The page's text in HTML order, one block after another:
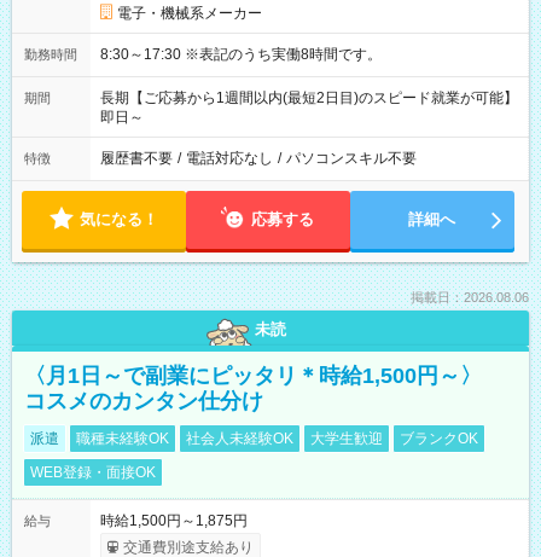
電子・機械系メーカー
勤務時間 8:30～17:30 ※表記のうち実働8時間です。
期間
長期【ご応募から1週間以内(最短2日目)のスピード就業が可能】
即日～
特徴 履歴書不要 / 電話対応なし / パソコンスキル不要
気になる！ 応募する 詳細へ
掲載日：2026.08.06
未読
〈月1日～で副業にピッタリ＊時給1,500円～〉
コスメのカンタン仕分け
派遣 職種未経験OK 社会人未経験OK 大学生歓迎
ブランクOK
WEB登録・面接OK
給与
時給1,500円～1,875円
交通費別途支給あり